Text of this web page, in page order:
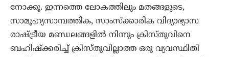
നോക്കൂ. ഇന്നത്തെ ലോകത്തിലും മതങ്ങളുടെ,
സാമൂഹ്യസാമ്പത്തിക, സാംസ്ക്കാരിക വിദ്യാഭ്യാസ
രാഷ്ട്രീയ മണ്ഡലങ്ങളില്‍ നിന്നും ക്രിസ്തുവിനെ
ബഹിഷ്ക്കരിച്ച് ക്രിസ്തുവില്ലാത്ത ഒരു വ്യവസ്ഥിതി